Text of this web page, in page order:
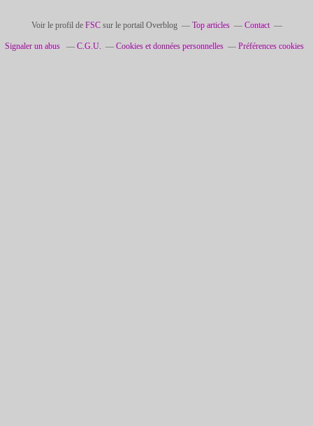
Voir le profil de FSCsur le portail Overblog Top articles Contact
Signaler un abus C.G.U. Cookies et données personnelles Préférences cookies